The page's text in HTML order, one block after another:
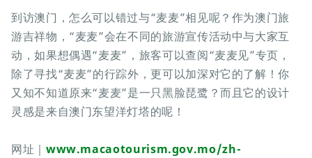
到访澳门，怎么可以错过与“麦麦”相见呢？作为澳门旅
游吉祥物，“麦麦”会在不同的旅游宣传活动中与大家互
动，如果想偶遇“麦麦”，旅客可以查阅“麦麦见”专页，
除了寻找“麦麦”的行踪外，更可以加深对它的了解！你
又知不知道原来“麦麦”是一只黑脸琵鹭？而且它的设计
灵感是来自澳门东望洋灯塔的呢！
网址｜ www.macaotourism.gov.mo/zh-